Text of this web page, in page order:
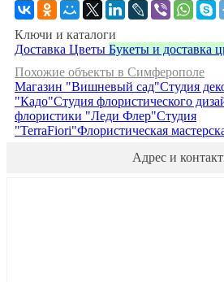
Ключи и каталоги
Доставка Цветы Букеты и доставка
Похожие объекты в Симферополе
Магазин "Вишневый сад"Студия
"Кадо"Студия флористического
флористики "Леди Флер"Студия
"TerraFiori"Флористическая
Адрес и